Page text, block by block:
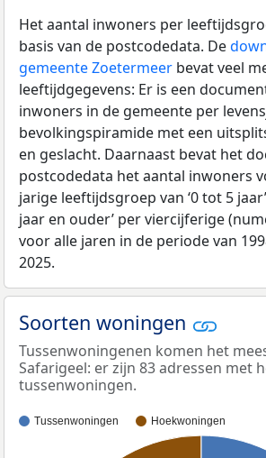
Het aantal inwoners per
basis van de postcodedata. De
gemeente Zoetermeer bevat veel
leeftijdgegevens: Er is een
inwoners in de gemeente per
bevolkingspiramide met een
en geslacht. Daarnaast bevat het
postcodedata het aantal inwoners
jarige leeftijdsgroep van ‘0 tot 5
jaar en ouder’ per viercijferige
voor alle jaren in de periode van
2025.
Soorten woningen
Tussenwoningenen komen het
Safarigeel: er zijn 83 adressen met
tussenwoningen.
Tussenwoningen Hoekwoningen